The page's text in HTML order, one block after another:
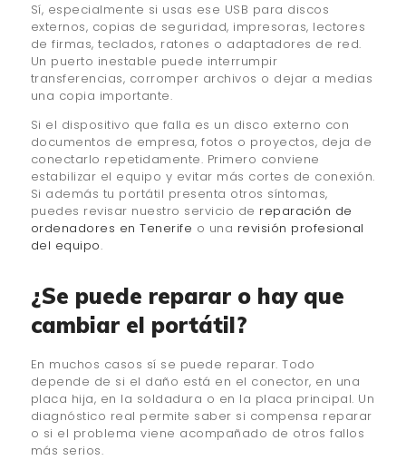
Sí, especialmente si usas ese USB para discos
externos, copias de seguridad, impresoras, lectores
de firmas, teclados, ratones o adaptadores de red.
Un puerto inestable puede interrumpir
transferencias, corromper archivos o dejar a medias
una copia importante.
Si el dispositivo que falla es un disco externo con
documentos de empresa, fotos o proyectos, deja de
conectarlo repetidamente. Primero conviene
estabilizar el equipo y evitar más cortes de conexión.
Si además tu portátil presenta otros síntomas,
puedes revisar nuestro servicio de reparación de
ordenadores en Tenerife o una revisión profesional
del equipo.
¿Se puede reparar o hay que
cambiar el portátil?
En muchos casos sí se puede reparar. Todo
depende de si el daño está en el conector, en una
placa hija, en la soldadura o en la placa principal. Un
diagnóstico real permite saber si compensa reparar
o si el problema viene acompañado de otros fallos
más serios.